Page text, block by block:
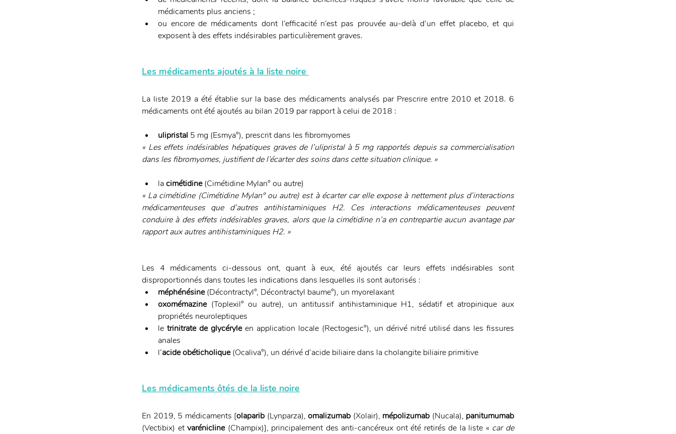
médicaments plus anciens ;
ou encore de médicaments dont l’efficacité n’est pas prouvée au-delà d’un effet placebo, et qui
exposent à des effets indésirables particulièrement graves.
Les médicaments ajoutés à la liste noire
La liste 2019 a été établie sur la base des médicaments analysés par Prescrire entre 2010 et 2018. 6
médicaments ont été ajoutés au bilan 2019 par rapport à celui de 2018 :
ulipristal 5 mg (Esmya°), prescrit dans les fibromyomes
« Les effets indésirables hépatiques graves de l’ulipristal à 5 mg rapportés depuis sa commercialisation
dans les fibromyomes, justifient de l’écarter des soins dans cette situation clinique. »
la cimétidine (Cimétidine Mylan° ou autre)
« La cimétidine (Cimétidine Mylan° ou autre) est à écarter car elle expose à nettement plus d’interactions
médicamenteuses que d’autres antihistaminiques H2. Ces interactions médicamenteuses peuvent
conduire à des effets indésirables graves, alors que la cimétidine n’a en contrepartie aucun avantage par
rapport aux autres antihistaminiques H2. »
Les 4 médicaments ci-dessous ont, quant à eux, été ajoutés car leurs effets indésirables sont
disproportionnés dans toutes les indications dans lesquelles ils sont autorisés :
méphénésine (Décontractyl°, Décontractyl baume°), un myorelaxant
oxomémazine (Toplexil° ou autre), un antitussif antihistaminique H1, sédatif et atropinique aux
propriétés neuroleptiques
le trinitrate de glycéryle en application locale (Rectogesic°), un dérivé nitré utilisé dans les fissures
anales
l’acide obéticholique (Ocaliva°), un dérivé d’acide biliaire dans la cholangite biliaire primitive
Les médicaments ôtés de la liste noire
En 2019, 5 médicaments [olaparib (Lynparza), omalizumab (Xolair), mépolizumab (Nucala), panitumumab
(Vectibix) et varénicline (Champix)], principalement des anti-cancéreux ont été retirés de la liste « car de